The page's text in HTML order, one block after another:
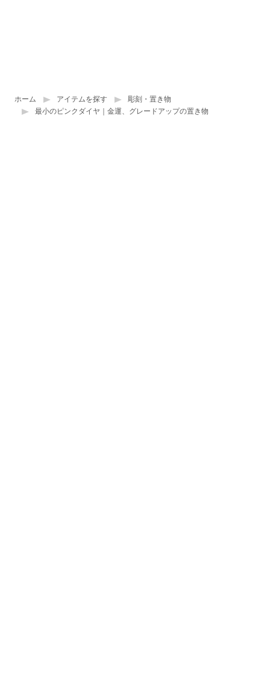
ホーム アイテムを探す
彫刻・置き物
最小のピンクダイヤ｜金運、グレードアップの置き物